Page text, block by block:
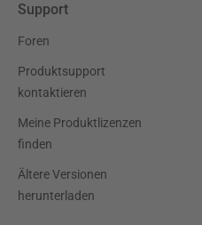
Support
Foren
Produktsupport
kontaktieren
Meine Produktlizenzen
finden
Ältere Versionen
herunterladen